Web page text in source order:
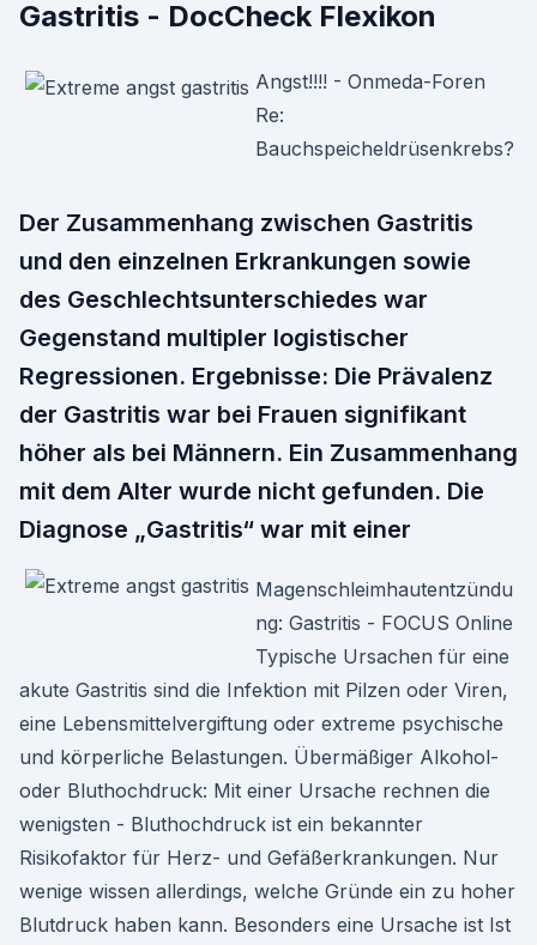
Gastritis - DocCheck Flexikon
Angst!!!! - Onmeda-Foren
Re:
Bauchspeicheldrüsenkrebs?
Der Zusammenhang zwischen Gastritis
und den einzelnen Erkrankungen sowie
des Geschlechtsunterschiedes war
Gegenstand multipler logistischer
Regressionen. Ergebnisse: Die Prävalenz
der Gastritis war bei Frauen signifikant
höher als bei Männern. Ein Zusammenhang
mit dem Alter wurde nicht gefunden. Die
Diagnose „Gastritis“ war mit einer
Magenschleimhautentzündu
ng: Gastritis - FOCUS Online
Typische Ursachen für eine
akute Gastritis sind die Infektion mit Pilzen oder Viren,
eine Lebensmittelvergiftung oder extreme psychische
und körperliche Belastungen. Übermäßiger Alkohol-
oder Bluthochdruck: Mit einer Ursache rechnen die
wenigsten - Bluthochdruck ist ein bekannter
Risikofaktor für Herz- und Gefäßerkrankungen. Nur
wenige wissen allerdings, welche Gründe ein zu hoher
Blutdruck haben kann. Besonders eine Ursache ist Ist